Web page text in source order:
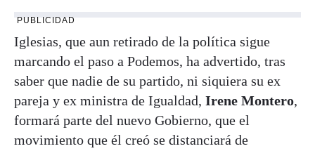
PUBLICIDAD
Iglesias, que aun retirado de la política sigue
marcando el paso a Podemos, ha advertido, tras
saber que nadie de su partido, ni siquiera su ex
pareja y ex ministra de Igualdad, Irene Montero,
formará parte del nuevo Gobierno, que el
movimiento que él creó se distanciará de